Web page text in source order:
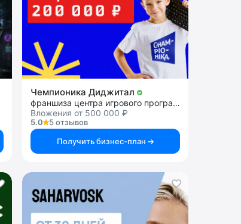
Чемпионика Диджитал
франшиза центра игрового программирования
Вложения от 500 000 ₽
5.0
5 отзывов
Получить бизнес-план